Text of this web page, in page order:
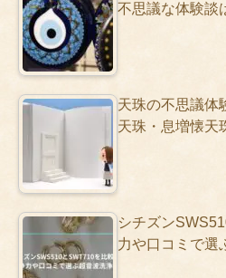
不思議な体験談
天珠の不思議体
天珠・息増懐天
シチズン
力や口コミで選